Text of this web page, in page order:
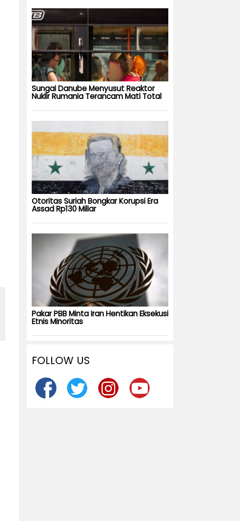
Sungai Danube Menyusut Reaktor
Nuklir Rumania Terancam Mati Total
Otoritas Suriah Bongkar Korupsi Era
Assad Rp130 Miliar
Pakar PBB Minta Iran Hentikan Eksekusi
Etnis Minoritas
FOLLOW US